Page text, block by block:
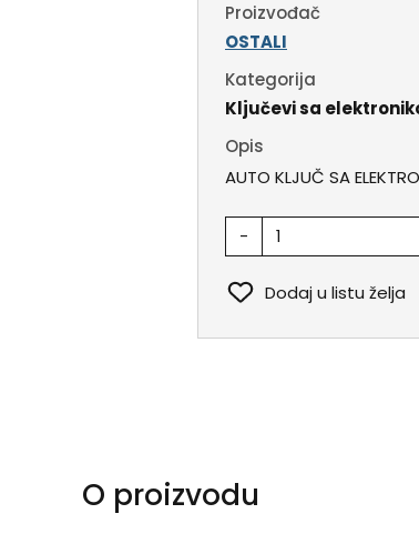
Proizvođač
OSTALI
Kategorija
Ključevi sa
Opis
AUTO KLJUČ SA
-
Dodaj u listu želja
O proizvodu